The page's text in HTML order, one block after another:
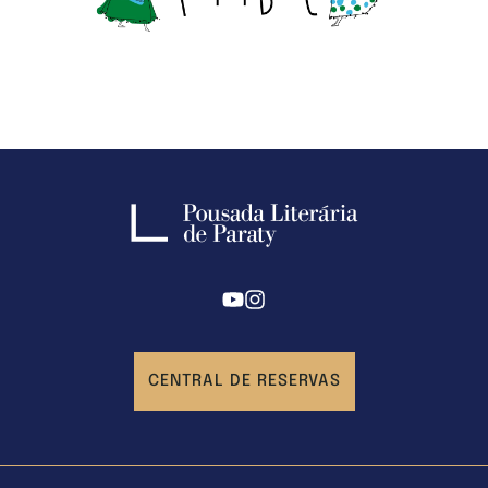
CENTRAL DE RESERVAS